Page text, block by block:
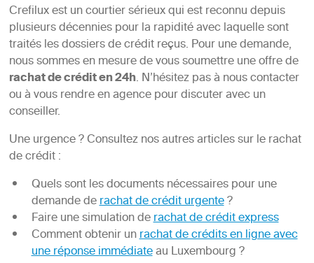
Crefilux est un courtier sérieux qui est reconnu depuis
plusieurs décennies pour la rapidité avec laquelle sont
traités les dossiers de crédit reçus. Pour une demande,
nous sommes en mesure de vous soumettre une offre de
rachat de crédit en 24h. N’hésitez pas à nous contacter
ou à vous rendre en agence pour discuter avec un
conseiller.
Une urgence ? Consultez nos autres articles sur le rachat
de crédit :
Quels sont les documents nécessaires pour une
demande derachat de crédit urgente?
Faire une simulation derachat de crédit express
Comment obtenir unrachat de crédits en ligne avec
une réponse immédiateau Luxembourg ?